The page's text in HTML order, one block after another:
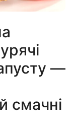
—
смачні